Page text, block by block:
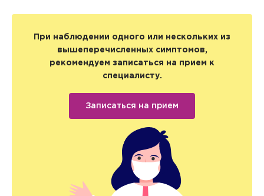
При наблюдении одного или нескольких из
вышеперечисленных симптомов,
рекомендуем записаться на прием к
специалисту.
Записаться на прием